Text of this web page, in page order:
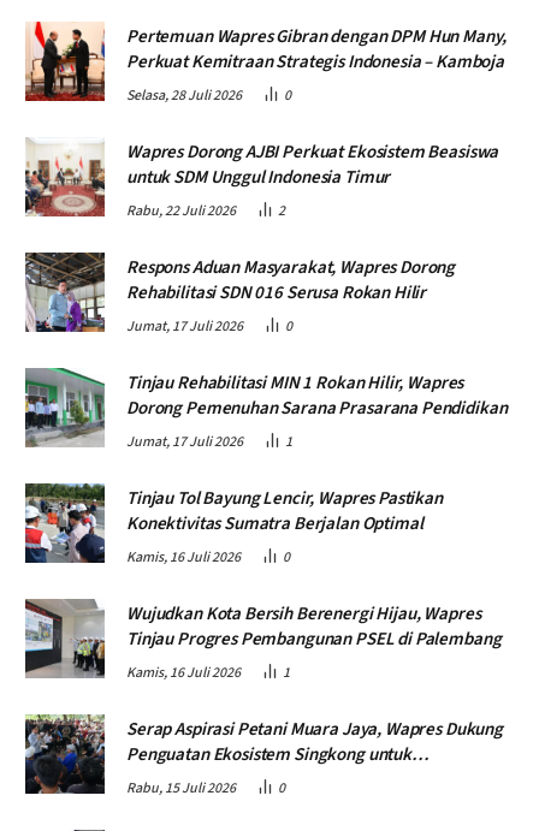
Pertemuan Wapres Gibran dengan DPM Hun Many,
Perkuat Kemitraan Strategis Indonesia – Kamboja
Selasa, 28 Juli 2026 0
Wapres Dorong AJBI Perkuat Ekosistem Beasiswa
untuk SDM Unggul Indonesia Timur
Rabu, 22 Juli 2026 2
Respons Aduan Masyarakat, Wapres Dorong
Rehabilitasi SDN 016 Serusa Rokan Hilir
Jumat, 17 Juli 2026 0
Tinjau Rehabilitasi MIN 1 Rokan Hilir, Wapres
Dorong Pemenuhan Sarana Prasarana Pendidikan
Jumat, 17 Juli 2026 1
Tinjau Tol Bayung Lencir, Wapres Pastikan
Konektivitas Sumatra Berjalan Optimal
Kamis, 16 Juli 2026 0
Wujudkan Kota Bersih Berenergi Hijau, Wapres
Tinjau Progres Pembangunan PSEL di Palembang
Kamis, 16 Juli 2026 1
Serap Aspirasi Petani Muara Jaya, Wapres Dukung
Penguatan Ekosistem Singkong untuk
Swasembada Pangan
Rabu, 15 Juli 2026 0